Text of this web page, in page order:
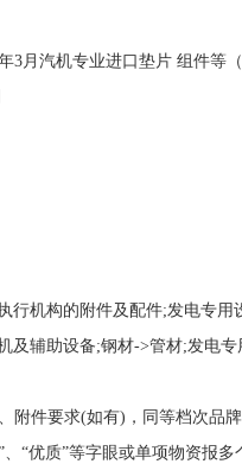
3月汽机专业进口垫片 组件等
行机构的附件及配件;发电专
及辅助设备;钢材->管材;发电
附件要求(如有)，同等档次品
“优质”等字眼或单项物资报